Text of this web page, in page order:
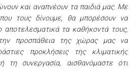
και αναπνέουν τα παιδιά μας. Με
τους δίνουμε, θα μπορέσουν να
τα καθήκοντά τους,
την προσπάθεια της χώρας μας να
προκλήσεις της κλιματικής
συνεργασία, αισθανόμαστε ότι